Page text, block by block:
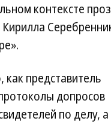
контексте
Кирилла
представитель
допросов
по делу, а